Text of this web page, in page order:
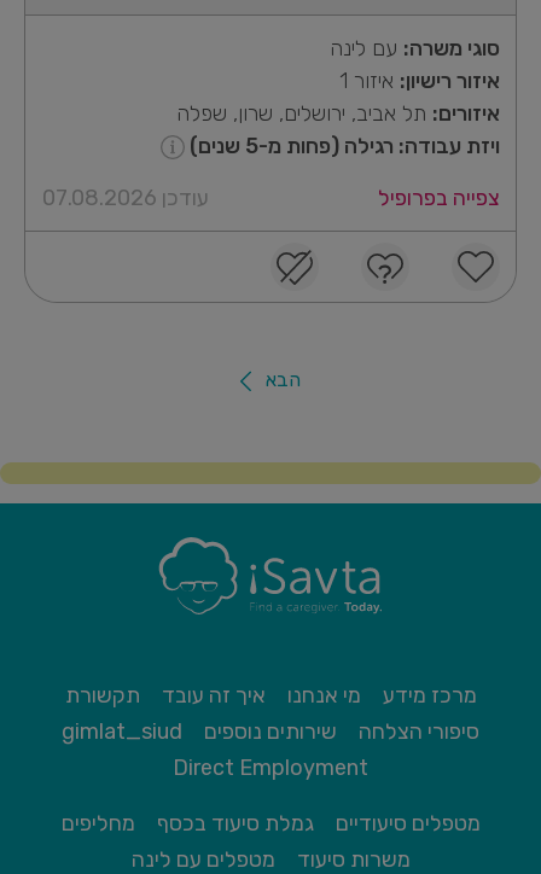
סוגי משרה: עם לינה
איזור רישיון: איזור 1
איזורים: תל אביב, ירושלים, שרון, שפלה
ויזת עבודה: רגילה (פחות מ-5 שנים)
צפייה בפרופיל
עודכן 07.08.2026
הבא
מרכז מידע מי אנחנו איך זה עובד
תקשורת
סיפורי הצלחה
שירותים נוספים
gimlat_siud
Direct Employment
מטפלים סיעודיים גמלת סיעוד בכסף
מחליפים
משרות סיעוד
מטפלים עם לינה